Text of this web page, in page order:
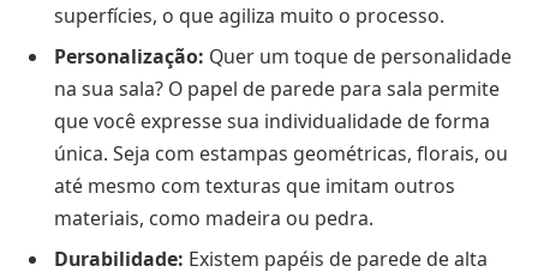
superfícies, o que agiliza muito o processo.
Personalização: Quer um toque de personalidade
na sua sala? O papel de parede para sala permite
que você expresse sua individualidade de forma
única. Seja com estampas geométricas, florais, ou
até mesmo com texturas que imitam outros
materiais, como madeira ou pedra.
Durabilidade: Existem papéis de parede de alta